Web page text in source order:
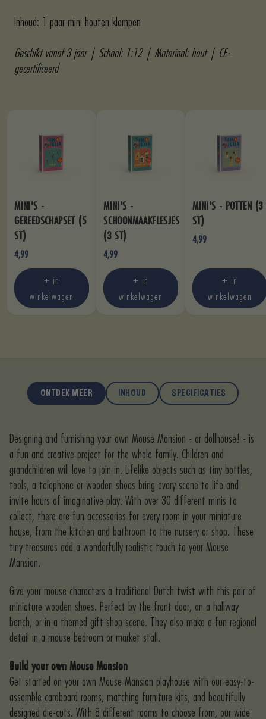
Inhoud: 1 paar mini houten klompen
Geschikt vanaf 3 jaar | Schaal: 1:12 | Materiaal: hout | CE-
gecertificeerd
MINI'S -
GEREEDSCHAPSET (5
ST)
4,99
+ in
winkelwagen
MINI'S -
SCHOONMAAKFLESJES
(3 ST)
4,99
+ in
winkelwagen
MINI'S - POTTEN (3
ST)
4,99
+ in
winkelwagen
ONTDEK MEER INHOUD SPECIFICATIES
Designing and furnishing your own Mouse Mansion - or dollhouse! - is
a fun and creative project for the whole family. Children and
grandchildren will love to join in. Lifelike objects such as tiny bottles,
tools, a telephone or wooden shoes bring every scene to life and
invite hours of imaginative play. With over 30 different minis to
collect, there are fun accessories for every room in your miniature
house, from the kitchen and bathroom to the nursery or shop. These
tiny treasures add a wonderfully realistic touch to your Mouse
Mansion.
Give your mouse characters a traditional Dutch twist with this pair of
miniature wooden shoes. Perfect by the front door, on a hallway
bench, or in a themed gift shop scene. They also make a fun regional
detail in a mouse bedroom or market stall.
Build your own Mouse Mansion
Get started on your own Mouse Mansion playhouse with our easy-to-
assemble cardboard rooms, matching furniture kits, and beautifully
designed die-cuts. With 8 different rooms to choose from, our wide